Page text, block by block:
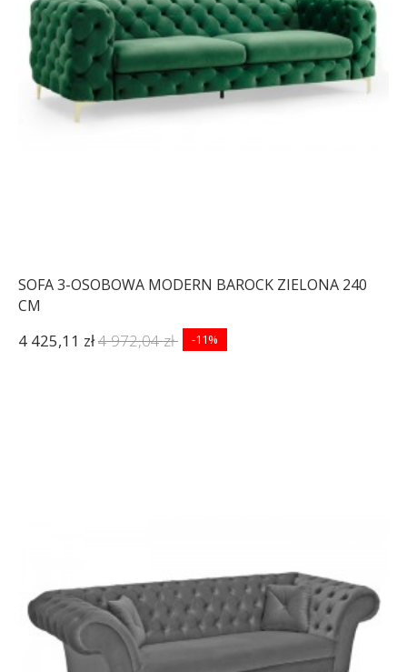
SOFA 3-OSOBOWA MODERN BAROCK ZIELONA 240
CM
4 425,11 zł4 972,04 zł -11%